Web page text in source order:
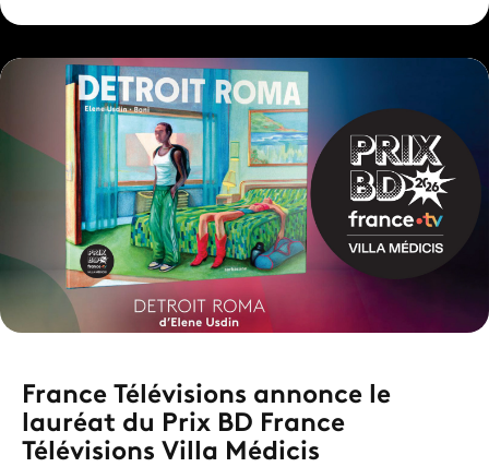
France Télévisions annonce le
lauréat du Prix BD France
Télévisions Villa Médicis